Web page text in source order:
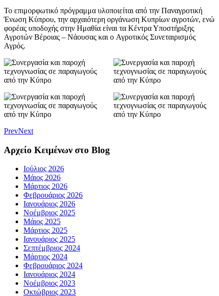
Το επιμορφωτικό πρόγραμμα υλοποιείται από την Παναγροτική
Ένωση Κύπρου, την αρχαιότερη οργάνωση Κυπρίων αγροτών, ενώ
φορέας υποδοχής στην Ημαθία είναι τα Κέντρα Υποστήριξης
Αγροτών Βέροιας – Νάουσας και ο Αγροτικός Συνεταιρισμός
Αγρός.
PrevNext
Αρχείο Κειμένων στο Blog
Ιούλιος 2026
Μάιος 2026
Μάρτιος 2026
Φεβρουάριος 2026
Ιανουάριος 2026
Νοέμβριος 2025
Μάιος 2025
Μάρτιος 2025
Ιανουάριος 2025
Σεπτέμβριος 2024
Μάρτιος 2024
Φεβρουάριος 2024
Ιανουάριος 2024
Νοέμβριος 2023
Οκτώβριος 2023